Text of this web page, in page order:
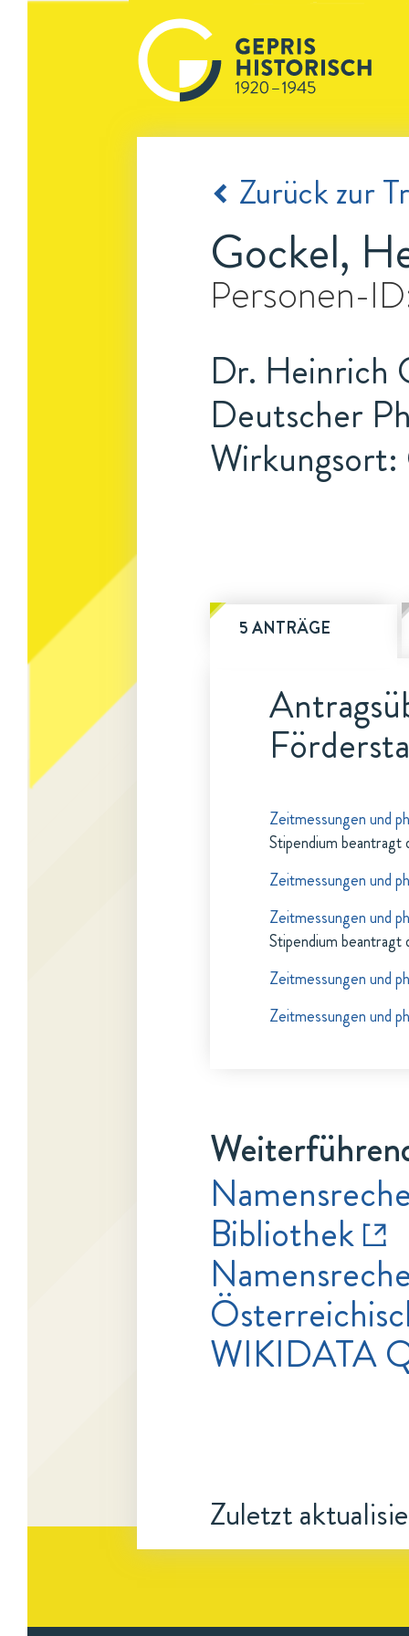
Zurück zur
Gockel,
Personen-
Dr. Heinrich
Deutscher
5 ANTRÄGE
Zeitmessungen und
Stipendium beantragt
Zeitmessungen und
Zeitmessungen und
Stipendium beantragt
Zeitmessungen und
Zeitmessungen und
Bibliothek
WIKIDATA
Zuletzt